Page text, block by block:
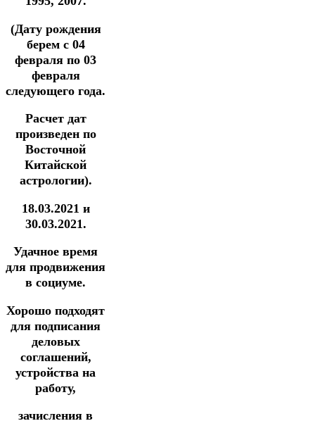
(Дату рождения
берем с 04
февраля по 03
февраля
следующего года.
Расчет дат
произведен по
Восточной
Китайской
астрологии).
18.03.2021 и
30.03.2021.
Удачное время
для продвижения
в социуме.
Хорошо подходят
для подписания
деловых
соглашений,
устройства на
работу,
зачисления в